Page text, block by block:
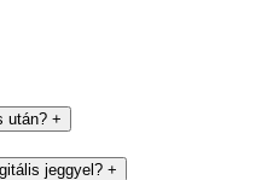
után? +
jeggyel? +